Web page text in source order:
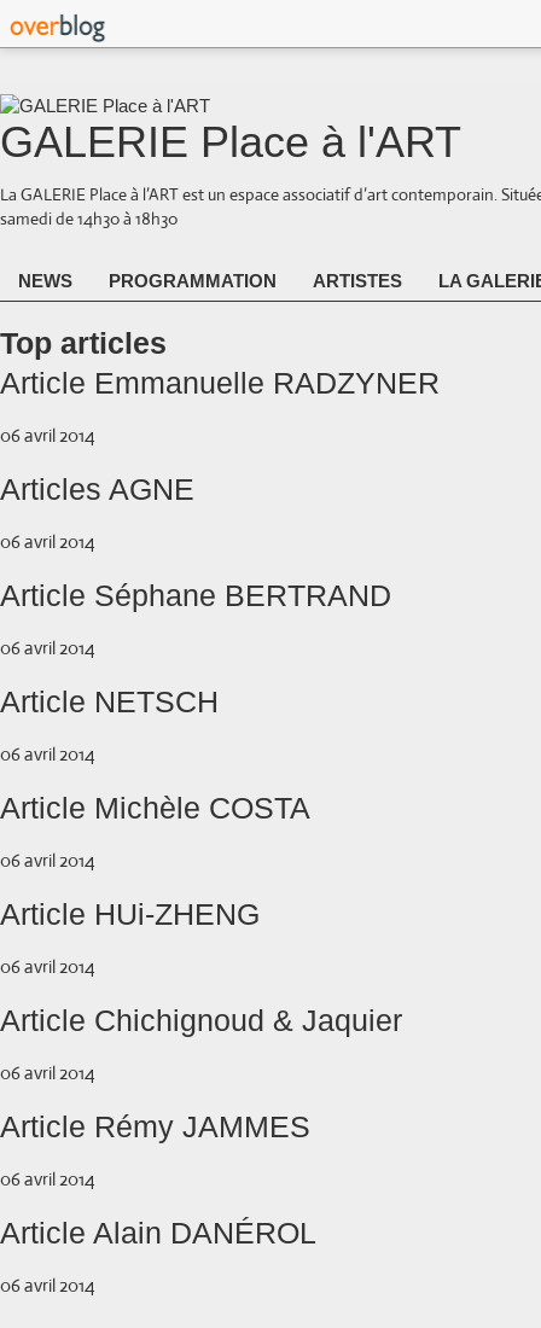
GALERIE Place à l'ART
La GALERIE Place à l’ART est un espace associatif d’art contemporain.
samedi de 14h30 à 18h30
NEWS PROGRAMMATION ARTISTES LA
Top articles
Article Emmanuelle RADZYNER
06 avril 2014
Articles AGNE
06 avril 2014
Article Séphane BERTRAND
06 avril 2014
Article NETSCH
06 avril 2014
Article Michèle COSTA
06 avril 2014
Article HUi-ZHENG
06 avril 2014
Article Chichignoud & Jaquier
06 avril 2014
Article Rémy JAMMES
06 avril 2014
Article Alain DANÉROL
06 avril 2014